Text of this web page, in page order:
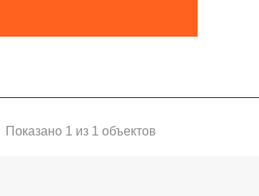
Показано 1 из 1 объектов